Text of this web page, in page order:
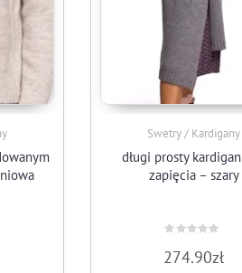
Swetry / Kardigany
długi prosty
zapięcia – szary
0
na
274.90zł